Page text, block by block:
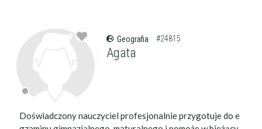
Geografia #24815
Agata
Doświadczony nauczyciel profesjonalnie przygotuje do e